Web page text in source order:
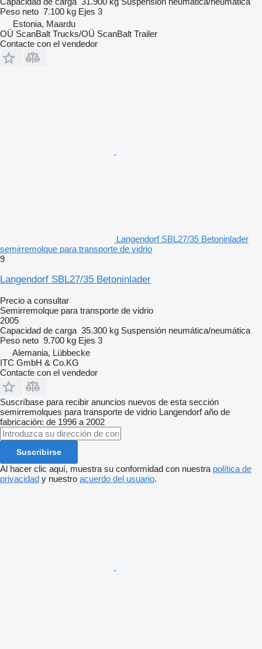
Peso neto 7.100 kg Ejes 3
Estonia, Maardu
OÜ ScanBalt Trucks/OÜ ScanBalt Trailer
Contacte con el vendedor
Langendorf SBL27/35 Betoninlader
semirremolque para transporte de vidrio
9
Langendorf SBL27/35 Betoninlader
Precio a consultar
Semirremolque para transporte de vidrio
2005
Capacidad de carga 35.300 kg Suspensión neumática/neumática
Peso neto 9.700 kg Ejes 3
Alemania, Lübbecke
ITC GmbH & Co.KG
Contacte con el vendedor
Suscríbase para recibir anuncios nuevos de esta sección
semirremolques para transporte de vidrio Langendorf año de
fabricación: de 1996 a 2002
Suscribirse
Al hacer clic aquí, muestra su conformidad con nuestra política de
privacidad y nuestro acuerdo del usuario.